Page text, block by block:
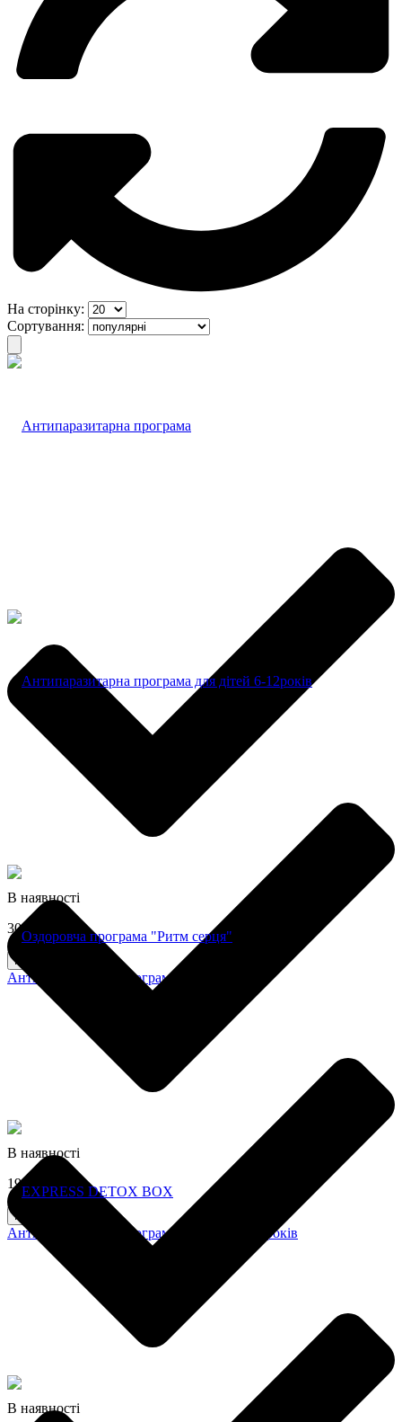
На сторінку:
Сортування:
В наявності
3097 грн
Купити
Антипаразитарна програма
В наявності
1996 грн
Купити
Антипаразитарна програма для дітей 6-12років
В наявності